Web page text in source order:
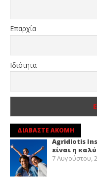
Επαρχία
Ιδιότητα
ΔΙΑΒΑΣΤΕ ΑΚΟΜΗ
Agridiotis
είναι η
7 Αυγούστου,